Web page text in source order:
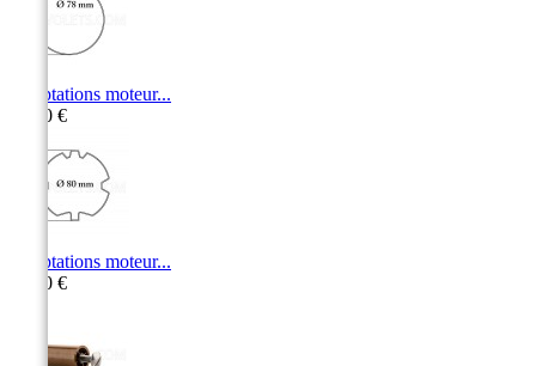
Adaptations moteur...
15,50 €
Adaptations moteur...
11,10 €